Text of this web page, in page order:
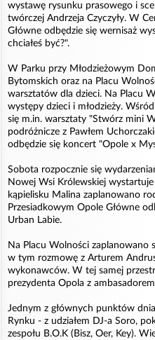
wystawę rysunku prasowego i
twórczej Andrzeja Czyczyły. W
Główne odbędzie się wernisaż
chciałeś być?".
W Parku przy Młodzieżowym
Bytomskich oraz na Placu
warsztatów dla dzieci. Na Placu
występy dzieci i młodzieży.
się m.in. warsztaty "Stwórz mini
podróżnicze z Pawłem
odbędzie się koncert "Opole x
Sobota rozpocznie się
Nowej Wsi Królewskiej
kąpielisku Malina zaplanowano
Przesiadkowym Opole Główne
Urban Labie.
Na Placu Wolności zaplanowano
w tym rozmowę z Arturem
wykonawców. W tej samej
prezydenta Opola z
Jednym z głównych punktów
Rynku - z udziałem DJ-a Soro,
zespołu B.O.K (Bisz, Oer, Key).